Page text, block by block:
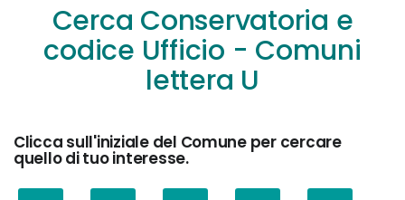
Cerca Conservatoria e
codice Ufficio - Comuni
lettera U
Clicca sull'iniziale del Comune per cercare
quello di tuo interesse.